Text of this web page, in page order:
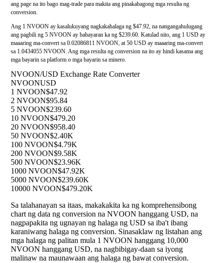
ang page na ito bago mag-trade para makita ang pinakabagong mga resulta ng
conversion.
Ang 1 NVOON ay kasalukuyang nagkakahalaga ng $47.92, na nangangahulugang
ang pagbili ng 5 NVOON ay babayaran ka ng $239.60. Katulad nito, ang 1 USD ay
maaaring ma-convert sa 0.02086811 NVOON, at 50 USD ay maaaring ma-convert
sa 1.0434055 NVOON. Ang mga resulta ng conversion na ito ay hindi kasama ang
mga bayarin sa platform o mga bayarin sa minero.
NVOON/USD Exchange Rate Converter
NVOONUSD
1 NVOON$47.92
2 NVOON$95.84
5 NVOON$239.60
10 NVOON$479.20
20 NVOON$958.40
50 NVOON$2.40K
100 NVOON$4.79K
200 NVOON$9.58K
500 NVOON$23.96K
1000 NVOON$47.92K
5000 NVOON$239.60K
10000 NVOON$479.20K
Sa talahanayan sa itaas, makakakita ka ng komprehensibong
chart ng data ng conversion na NVOON hanggang USD, na
nagpapakita ng ugnayan ng halaga ng USD sa iba't ibang
karaniwang halaga ng conversion. Sinasaklaw ng listahan ang
mga halaga ng palitan mula 1 NVOON hanggang 10,000
NVOON hanggang USD, na nagbibigay-daan sa iyong
malinaw na maunawaan ang halaga ng bawat conversion.